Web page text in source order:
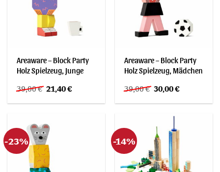
Areaware – Block Party
Holz Spielzeug, Junge
39,00€ Ursprünglicher
Preis
war:
21,40€Aktueller
ist:
Areaware – Block Party
Holz Spielzeug, Mädchen
39,00€ Ursprünglicher
Preis
war:
30,00€Aktueller
ist:
-23% -14%